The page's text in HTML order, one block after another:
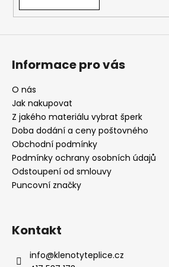
Informace pro vás
O nás
Jak nakupovat
Z jakého materiálu vybrat šperk
Doba dodání a ceny poštovného
Obchodní podmínky
Podmínky ochrany osobních údajů
Odstoupení od smlouvy
Puncovní značky
Kontakt
info@klenotyteplice.cz